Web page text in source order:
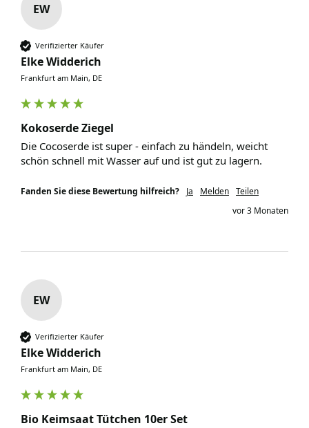
EW
Verifizierter Käufer
Elke Widderich
Frankfurt am Main, DE
Kokoserde Ziegel
Die Cocoserde ist super - einfach zu händeln, weicht
schön schnell mit Wasser auf und ist gut zu lagern.
Fanden Sie diese Bewertung hilfreich? Ja Melden Teilen
vor 3 Monaten
EW
Verifizierter Käufer
Elke Widderich
Frankfurt am Main, DE
Bio Keimsaat Tütchen 10er Set